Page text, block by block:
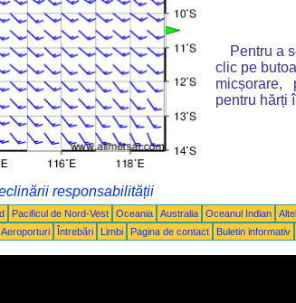
Pentru a
clic pe
pentru hărți
responsabilității
Pacificul de Nord-Vest Oceania Australia Oceanul Indian
Aeroporturi Întrebări Limbi Pagina de contact Buletin informativ